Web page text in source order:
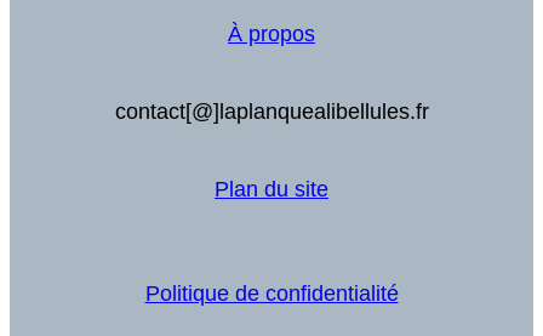
contact[@]laplanquealibellules.fr
Politique de confidentialité